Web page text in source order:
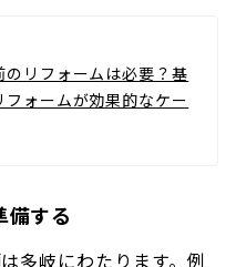
リフォームは必要？基
ォームが効果的なケー
備する
多岐にわたります。例